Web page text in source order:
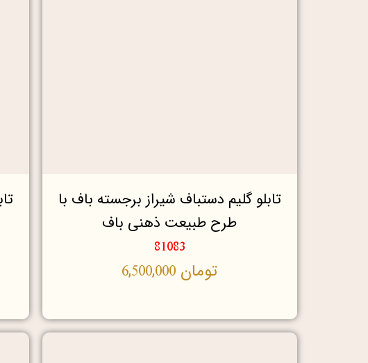
تابلو گلیم دستباف شیراز برجسته باف با
طرح طبیعت ذهنی باف
81083
تومان